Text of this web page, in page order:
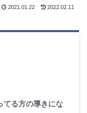
2021.01.22 2022.02.11
てる方の導きにな